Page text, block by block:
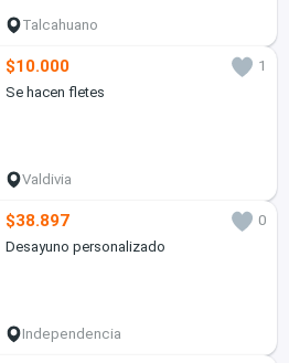
Talcahuano
$10.000
1
Se hacen fletes
Valdivia
$38.897
0
Desayuno personalizado
Independencia